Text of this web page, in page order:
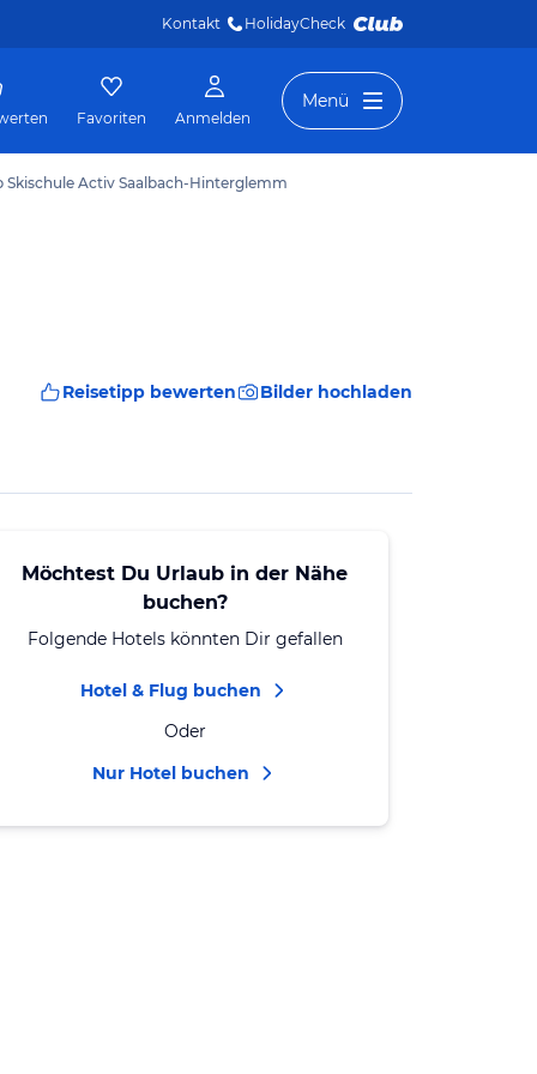
Kontakt HolidayCheck
Favoriten Anmelden
Menü
Skischule Activ Saalbach-Hinterglemm
Reisetipp bewerten Bilder hochladen
Möchtest Du Urlaub in der Nähe
buchen?
Folgende Hotels könnten Dir gefallen
Hotel & Flug buchen
Oder
Nur Hotel buchen